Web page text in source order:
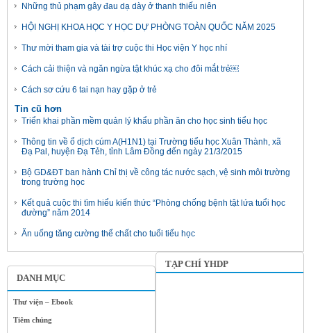
DANH MỤC
Thư viện – Ebook
Tiêm chủng
Những thủ phạm gây đau dạ dày ở thanh thiếu niên
HỘI NGHỊ KHOA HỌC Y HỌC DỰ PHÒNG TOÀN QUỐC NĂM 2025
Thư mời tham gia và tài trợ cuộc thi Học viện Y học nhí
Cách cải thiện và ngăn ngừa tật khúc xạ cho đôi mắt trẻ￼
Cách sơ cứu 6 tai nạn hay gặp ở trẻ
Tin cũ hơn
Triển khai phần mềm quản lý khẩu phần ăn cho học sinh tiểu học
Thông tin về ổ dịch cúm A(H1N1) tại Trường tiểu học Xuân Thành, xã
Đạ Pal, huyện Đạ Tẻh, tỉnh Lâm Đồng đến ngày 21/3/2015
Bộ GD&ĐT ban hành Chỉ thị về công tác nước sạch, vệ sinh môi trường
trong trường học
Kết quả cuộc thi tìm hiểu kiến thức “Phòng chống bệnh tật lứa tuổi học
đường” năm 2014
Ăn uống tăng cường thể chất cho tuổi tiểu học
TẠP CHÍ YHDP